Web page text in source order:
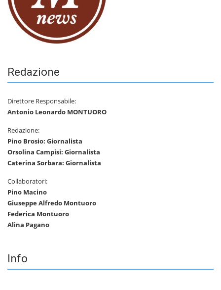
Redazione
Direttore Responsabile:
Antonio Leonardo MONTUORO
Redazione:
Pino Brosio: Giornalista
Orsolina Campisi: Giornalista
Caterina Sorbara: Giornalista
Collaboratori:
Pino Macino
Giuseppe Alfredo Montuoro
Federica Montuoro
Alina Pagano
Info